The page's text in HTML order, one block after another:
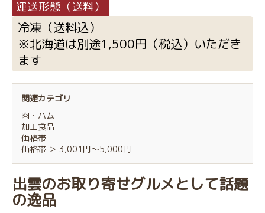
冷凍（送料込）
※北海道は別途1,500円（税込）いただき
ます
関連カテゴリ
肉・ハム
加工食品
価格帯
価格帯 ＞ 3,001円～5,000円
出雲のお取り寄せグルメとして話題
の逸品